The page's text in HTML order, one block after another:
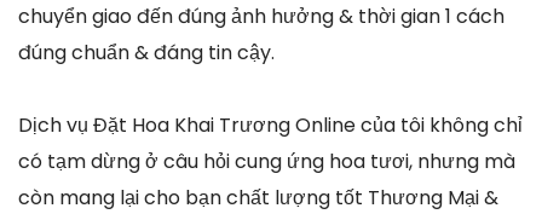
chuyển giao đến đúng ảnh hưởng & thời gian 1 cách
đúng chuẩn & đáng tin cậy.
Dịch vụ Đặt Hoa Khai Trương Online của tôi không chỉ
có tạm dừng ở câu hỏi cung ứng hoa tươi, nhưng mà
còn mang lại cho bạn chất lượng tốt Thương Mại &